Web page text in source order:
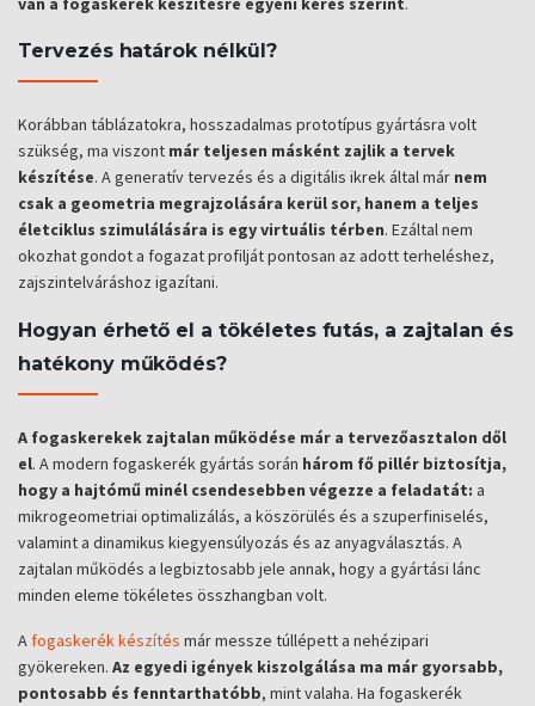
Tervezés határok nélkül?
Korábban táblázatokra, hosszadalmas prototípus gyártásra volt
szükség, ma viszont már teljesen másként zajlik a tervek
készítése. A generatív tervezés és a digitális ikrek által már nem
csak a geometria megrajzolására kerül sor, hanem a teljes
életciklus szimulálására is egy virtuális térben. Ezáltal nem
okozhat gondot a fogazat profilját pontosan az adott terheléshez,
zajszintelváráshoz igazítani.
Hogyan érhető el a tökéletes futás, a zajtalan és
hatékony működés?
A fogaskerekek zajtalan működése már a tervezőasztalon dől
el. A modern fogaskerék gyártás során három fő pillér biztosítja,
hogy a hajtómű minél csendesebben végezze a feladatát: a
mikrogeometriai optimalizálás, a köszörülés és a szuperfiniselés,
valamint a dinamikus kiegyensúlyozás és az anyagválasztás. A
zajtalan működés a legbiztosabb jele annak, hogy a gyártási lánc
minden eleme tökéletes összhangban volt.
A fogaskerék készítés már messze túllépett a nehézipari
gyökereken. Az egyedi igények kiszolgálása ma már gyorsabb,
pontosabb és fenntarthatóbb, mint valaha. Ha fogaskerék